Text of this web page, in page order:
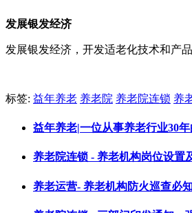
发展银发经济
发展银发经济，开发适老化技术和产
标签: 益年养老 养老院 养老院连锁 养
益年养老|一位从事养老行业30
养老院连锁 - 养老机构岗位设置
养老运营- 养老机构防火巡查必